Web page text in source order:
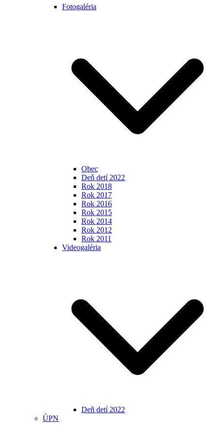
Fotogaléria
Obec
Deň detí 2022
Rok 2018
Rok 2017
Rok 2016
Rok 2015
Rok 2014
Rok 2012
Rok 2011
Videogaléria
Deň detí 2022
ÚPN